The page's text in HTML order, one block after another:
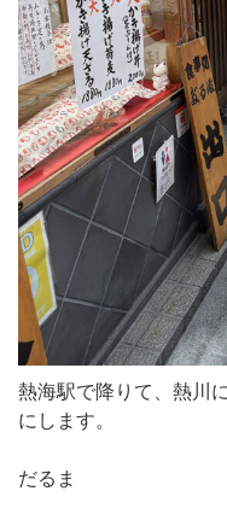
熱海駅で降りて、熱川
にします。
だるま